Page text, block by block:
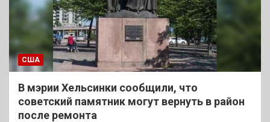
США
В мэрии Хельсинки сообщили, что
советский памятник могут вернуть в район
после ремонта